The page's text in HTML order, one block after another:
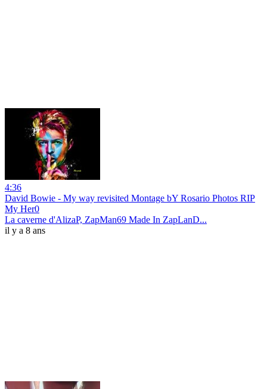
4:36
David Bowie - My way revisited Montage bY Rosario Photos RIP
My Her0
La caverne d'AlizaP, ZapMan69 Made In ZapLanD...
il y a 8 ans